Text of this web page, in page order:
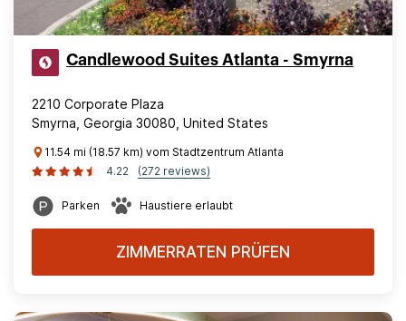
Candlewood Suites Atlanta - Smyrna
2210 Corporate Plaza
Smyrna, Georgia 30080, United States
11.54 mi (18.57 km) vom Stadtzentrum Atlanta
4.22
(272 reviews)
Parken Haustiere erlaubt
ZIMMERRATEN PRÜFEN